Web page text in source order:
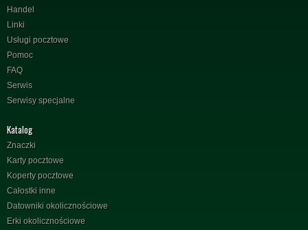
Handel
Linki
Usługi pocztowe
Pomoc
FAQ
Serwis
Serwisy specjalne
Katalog
Znaczki
Karty pocztowe
Koperty pocztowe
Całostki inne
Datowniki okolicznościowe
Erki okolicznościowe